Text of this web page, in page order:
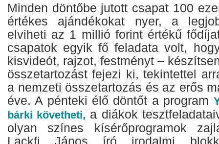
Minden döntőbe jutott csapat 100
értékes ajándékokat nyer, a
elviheti az 1 millió forint értékű
csapatok egyik fő feladata volt,
kisvideót, rajzot, festményt –
összetartozást fejezi ki, tekintettel
a nemzeti összetartozás és az erős
éve. A pénteki élő döntőt a program
bárki követheti, a diákok
olyan színes kísérőprogramok
Lackfi János író irodalmi